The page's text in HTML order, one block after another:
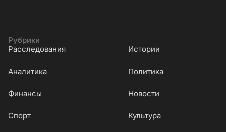
Рубрики
Расследования
Истории
Аналитика Политика
Финансы Новости
Cпорт Культура